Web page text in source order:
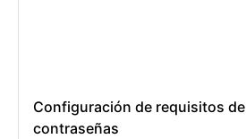
Configuración de requisitos de
contraseñas